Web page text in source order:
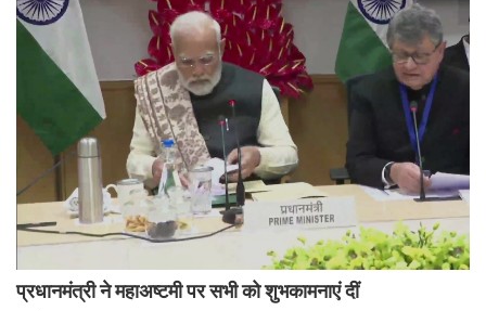
प्रधानमंत्री ने महाअष्टमी पर सभी को शुभकामनाएं दीं